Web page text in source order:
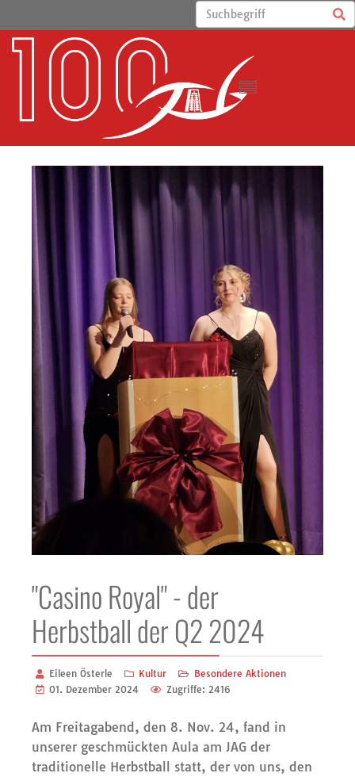
"Casino Royal" - der
Herbstball der Q2 2024
Eileen Österle Kultur
Besondere Aktionen
01. Dezember 2024
Zugriffe: 2416
Am Freitagabend, den 8. Nov. 24, fand in
unserer geschmückten Aula am JAG der
traditionelle Herbstball statt, der von uns, den